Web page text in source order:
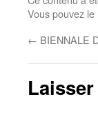
Vous pouvez
← BIENNALE